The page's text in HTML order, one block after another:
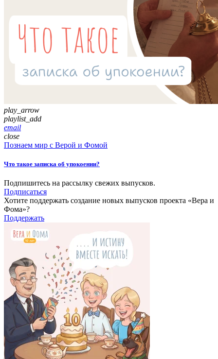
play_arrow
playlist_add
email
close
Познаем мир с Верой и Фомой
Что такое записка об упокоении?
Подпишитесь на рассылку свежих выпусков.
Подписаться
Хотите поддержать создание новых выпусков проекта «Вера и
Фома»?
Поддержать